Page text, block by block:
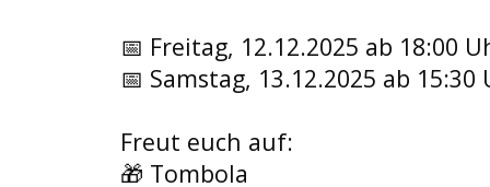
📅 Freitag, 12.12.2025 ab 18:00
📅 Samstag, 13.12.2025 ab 15:30
Freut euch auf:
🎁 Tombola